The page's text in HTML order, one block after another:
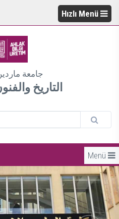
Hızlı Menü
جامعة
التاريخ
Menü